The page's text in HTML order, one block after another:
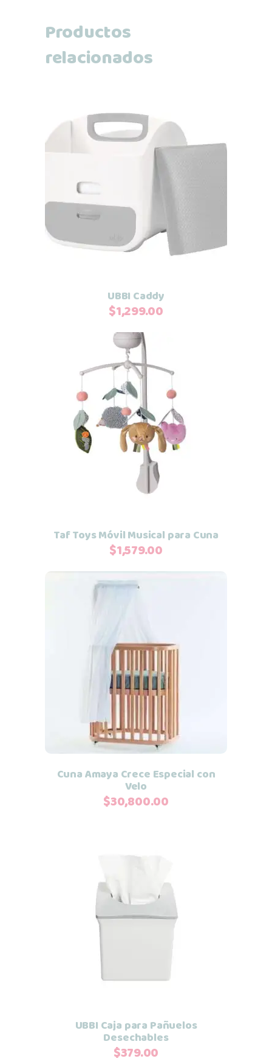
Productos
relacionados
UBBI Caddy
$1,299.00
Añadir al carrito
Taf Toys Móvil Musical para Cuna
$1,579.00
Añadir al carrito
Cuna Amaya Crece Especial con
Velo
$30,800.00
Añadir al carrito
UBBI Caja para Pañuelos
Desechables
$379.00